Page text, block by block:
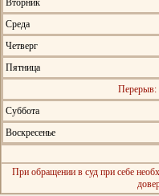
Вторник
Среда
Четверг
Пятница
Перерыв:
Суббота
Воскресенье
При обращении в суд при себе